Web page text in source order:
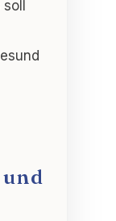
soll